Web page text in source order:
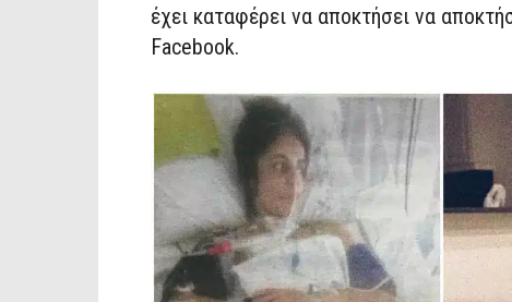
έχει καταφέρει να αποκτήσει να
Facebook.